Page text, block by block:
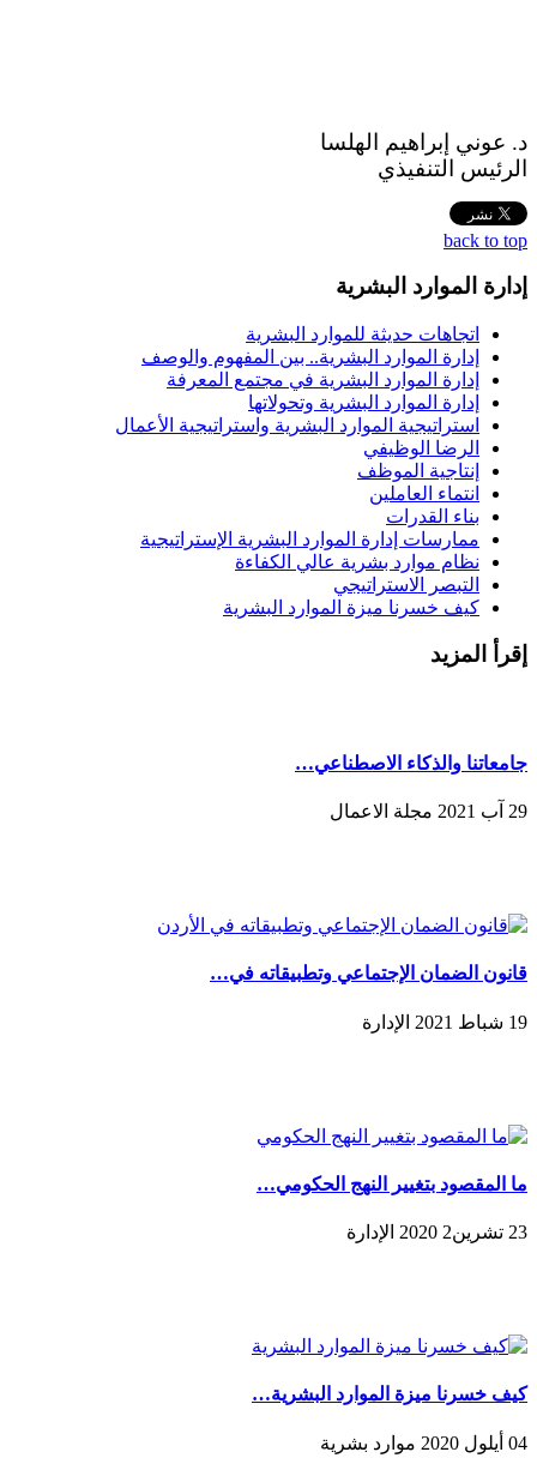
د. عوني إبراهيم الهلسا
الرئيس التنفيذي
back to top
إدارة الموارد البشرية
اتجاهات حديثة للموارد البشرية
إدارة الموارد البشرية.. بين المفهوم والوصف
إدارة الموارد البشرية في مجتمع المعرفة
إدارة الموارد البشرية وتحولاتها
استراتيجية الموارد البشرية واستراتيجية الأعمال
الرضا الوظيفي
إنتاجية الموظف
انتماء العاملين
بناء القدرات
ممارسات إدارة الموارد البشرية الإستراتيجية
نظام موارد بشرية عالي الكفاءة
التبصر الاستراتيجي
كيف خسرنا ميزة الموارد البشرية
إقرأ المزيد
جامعاتنا والذكاء الاصطناعي…
29 آب 2021 مجلة الاعمال
قانون الضمان الإجتماعي وتطبيقاته في…
19 شباط 2021 الإدارة
ما المقصود بتغيير النهج الحكومي…
23 تشرين2 2020 الإدارة
كيف خسرنا ميزة الموارد البشرية…
04 أيلول 2020 موارد بشرية